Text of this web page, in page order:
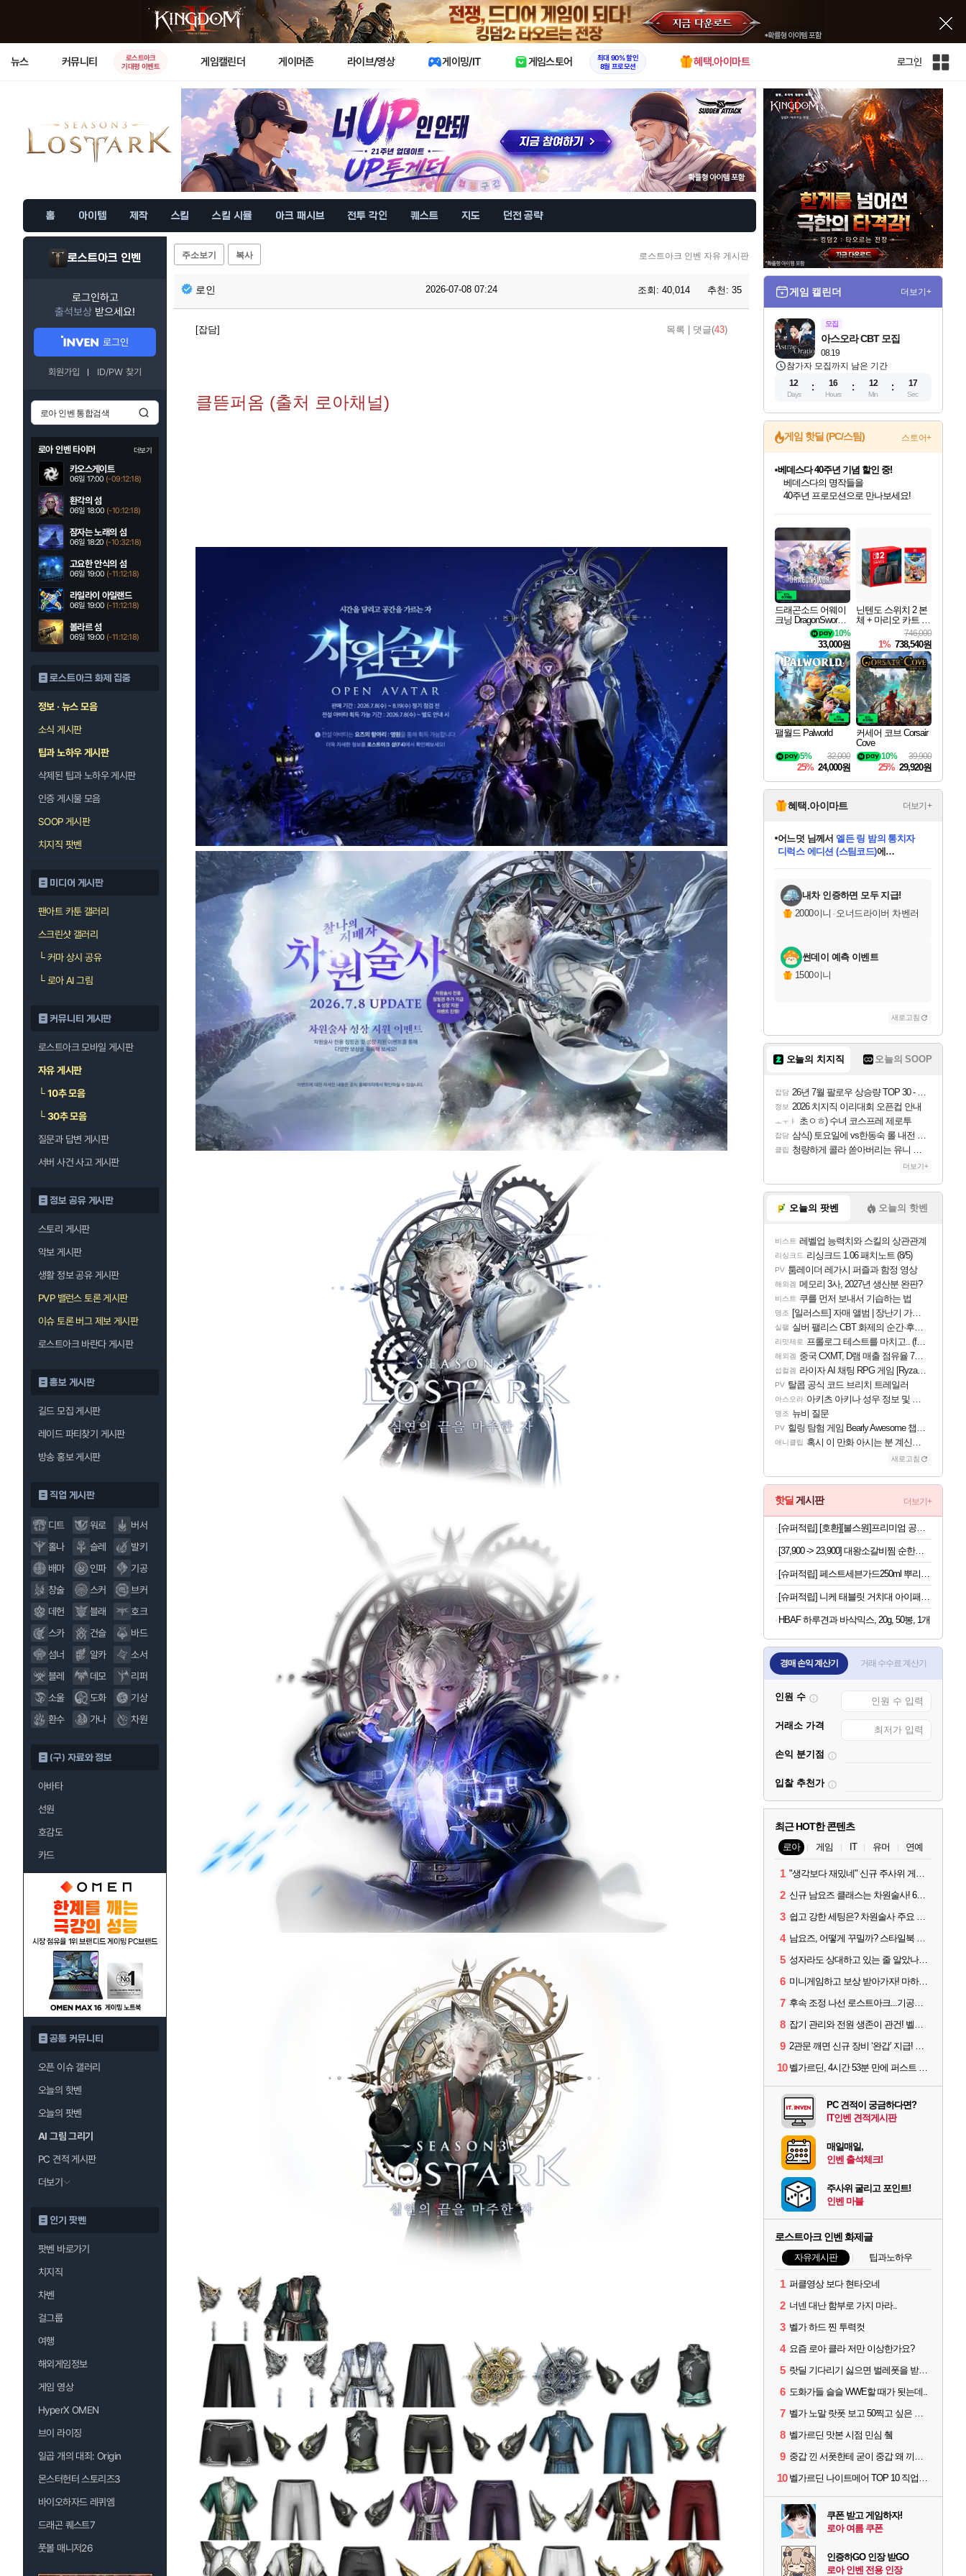
X
뉴스 커뮤니티
로스트아크
기대평 이벤트
게임캘린더 게이머존 라이브/영상 게이밍/IT 게임스토어
최대 90% 할인
8월 프로모션
혜택.아이마트 로그인
인
전
체
사
이
트
맵
홈 아이템 제작 스킬 스킬 시뮬 아크 패시브 전투 각인 퀘스트 지도 던전 공략
로스트아크 인벤
로그인하고
출석보상 받으세요!
로그인
회원가입 ID/PW 찾기
로아 인벤 타이머 더보기
카오스게이트
06일 17:00 (-09:12:17)
환각의 섬
06일 18:00 (-10:12:17)
잠자는 노래의 섬
06일 18:20 (-10:32:17)
고요한 안식의 섬
06일 19:00 (-11:12:17)
라일라이 아일랜드
06일 19:00 (-11:12:17)
볼라르 섬
06일 19:00 (-11:12:17)
로스트아크 화제 집중
정보 · 뉴스 모음
소식 게시판
팁과 노하우 게시판
삭제된 팁과 노하우 게시판
인증 게시물 모음
SOOP 게시판
치지직 팟벤
미디어 게시판
팬아트 카툰 갤러리
스크린샷 갤러리
└커마 상시 공유
└로아 AI 그림
커뮤니티 게시판
로스트아크 모바일 게시판
자유 게시판
└10추 모음
└30추 모음
질문과 답변 게시판
서버 사건 사고 게시판
정보 공유 게시판
스토리 게시판
악보 게시판
생활 정보 공유 게시판
PVP 밸런스 토론 게시판
이슈 토론 버그 제보 게시판
로스트아크 바란다 게시판
홍보 게시판
길드 모집 게시판
레이드 파티찾기 게시판
방송 홍보 게시판
직업 게시판
디트 워로
버서
홀나
슬레
발키
배마
인파
기공
창술
스커
브커
데헌
블래
호크
스카
건슬
바드
섬너
알카
소서
블레
데모
리퍼
소울
도화
기상
환수
가나 차원
(구) 자료와 정보
아바타
선원
호감도
카드
공통 커뮤니티
오픈 이슈 갤러리
오늘의 핫벤
오늘의 팟벤
AI 그림 그리기
PC 견적 게시판
더보기
인기 팟벤
팟벤 바로가기
치지직
차벤
걸그룹
여행
해외게임정보
게임 영상
HyperX OMEN
브이 라이징
일곱 개의 대죄: Origin
몬스터헌터 스토리즈3
바이오하자드 레퀴엠
드래곤 퀘스트7
풋볼 매니저26
주소보기 복사 로스트아크 인벤 자유 게시판
로인 2026-07-08 07:24 조회: 40,014 추천: 35
[잡담] 목록 댓글(43)
클뜯퍼옴 (출처 로아채널)
게임 캘린더 더보기+
모집
08.19
아스오라 CBT 모집
참가자 모집까지 남은 기간
12
Days
16
Hours
12
Min
16
Sec
게임 핫딜 (PC/스팀) 스토어+
최대 90% 할인가를 만나보세요!
네이버혜택과 함께 만나보세요!
50%할인&추가 적립까지!
이니&베니 혜택까지!
네이버 혜택가와 함께 예약하세요!
할인&네이버혜택으로 만나보세요!
네이버페이 혜택과 만나보세요!
베데스다 40주년 기념 할인 중!
베데스다의 명작들을
40주년 프로모션으로 만나보세요!
네이버 포인트 혜택까지!
할인가에 만나보세요!
일부 에디션 상시 할인!
혜택으로 예약 판매 중
편안하게 충전하세요
드래곤소드 어웨이
크닝 DragonSword A
10%
33,000원
닌텐도 스위치 2 본
체 + 마리오 카트 월
746,000
1% 738,540원
팰월드 Palworld
32,000
5%
25% 24,000원
커세어 코브 Corsair
Cove
39,900
10%
25% 29,920원
혜택.아이마트 더보기+
당첨되셨습니다.
당첨되셨습니다.
어느덧 님께서엘든 링 밤의 통치자
디럭스 에디션 (스팀코드)에
당첨되셨습니다.
에디션 (스팀코드)를 교환.
당첨되셨습니다.
당첨되셨습니다.
당첨되셨습니다.
당첨되셨습니다.
내차 인증하면 모두 지급!
2000이니 · 오너드라이버 차벤러
썬데이 예측 이벤트
1500이니
새로고침
오늘의 치지직 오늘의 SOOP
잡담 26년 7월 팔로우 상승량 TOP 30 - 월간 치지직
정보 2026 치지직 이리대회 오픈컵 안내
ㅗㅜㅑ 초ㅇㅎ) 수녀 코스프레 제로투
잡담 삼식) 토요일에 vs한동숙 롤 내전 예정
클립 청량하게 콜라 쏟아버리는 유니 ㅋㅋㅋ
더보기+
오늘의 팟벤 오늘의 핫벤
비스트 레벨업 능력치와 스킬의 상관관계
리싱크드 리싱크드 1.06 패치노트 (8/5)
PV 툼레이더 레가시 퍼즐과 함정 영상
해외겜 메모리 3사, 2027년 생산분 완판?
비스트 쿠를 먼저 보내서 기습하는 법
명조 [일러스트] 자매 앨범 | 장난기 가득한 오후의 공원 (리메이크판)
실팰 실버 팰리스 CBT 화제의 순간·후기 모음
리밋제로 프롤로그 테스트를 마치고.. (feat. 리아)
해외겜 중국 CXMT, D램 매출 점유율 7%…글로벌 4위로 부상
섭컬겜 라이자 AI 채팅 RPG 게임 [RyzaChat: AI] 공개
PV 탈콥 공식 코드 브리치 트레일러
아스오라 아키츠 아키나 성우 정보 및 주요 필모
명조 뉴비 질문
PV 힐링 탐험 게임 Bearly Awesome 챕터 1 트레일러
애니클립 혹시 이 만화 아시는 분 계신가요
새로고침
핫딜 게시판 더보기+
[37,900 -> 23,900] 대왕소갈비찜 순한맛 1.2kg
HBAF 하루견과 바삭믹스, 20g, 50봉, 1개
경매 손익 계산기 거래 수수료 계산기
인원 수
거래소 가격
손익 분기점
입찰 추천가
최근 HOT한 콘텐츠
로아 게임 IT 유머 연예
1 "생각보다 재밌네" 신규 주사위 게임 티카투카 호평
2 신규 남요즈 클래스는 차원술사! 6월 20일 로아온 썸머 정리
3 쉽고 강한 세팅은? 차원술사 주요 빌드와 스킬 코드
4 남요즈, 어떻게 꾸밀까? 스타일북 인기 차원술사 커스터마이즈
5 성자라도 상대하고 있는 줄 알았나? 벨가르딘 이모저모
6 미니게임하고 보상 받아가자! 마하라카 썸머 캠프 할 일은?
7 후속 조정 나선 로스트아크...기공사, 차원술사 하향
8 잡기 관리와 전원 생존이 관건! 벨가르딘 유물 칭호 획득방법 정리
9 2관문 깨면 신규 장비 ‘완갑’ 지급! 그림자 레이드 벨가르딘 공개
10 벨가르딘, 4시간 53분 만에 퍼스트 클리어 나왔다
PC 견적이 궁금하다면?
IT인벤 견적게시판
매일매일,
인벤 출석체크!
주사위 굴리고 포인트!
인벤 마블
로스트아크 인벤 화제글
자유게시판 팁과노하우
1 퍼클영상 보다 현타오네
2 너넨 대난 함부로 가지 마라..
3 벨가 하드 찐 투력컷
4 요즘 로아 클라 저만 이상한가요?
5 랏딜 기다리기 싫으면 벌레폿을 받지마라
6 도화가들 슬슬 WWE할 때가 됫는데..
7 벨가 노말 랏폿 보고 50찍고 싶은 폿들
8 벨가르딘 맛본 시점 민심 췤
9 중갑 낀 서폿한테 굳이 중갑 왜 끼냐고 물어보는 6딜남은 그냥 무시하면 됨
10 벨가르딘 나이트메어 TOP 10 직업별 분포
쿠폰 받고 게임하자!
로아 여름 쿠폰
인증하GO 인장 받GO
로아 인벤 전용 인장